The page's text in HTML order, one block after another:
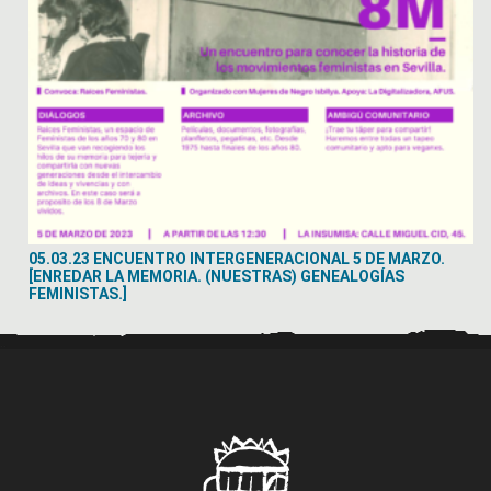
05.03.23 ENCUENTRO INTERGENERACIONAL 5 DE MARZO.
[ENREDAR LA MEMORIA. (NUESTRAS) GENEALOGÍAS
FEMINISTAS.]